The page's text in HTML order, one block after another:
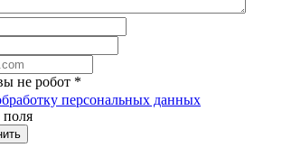
не робот *
персональных данных
поля